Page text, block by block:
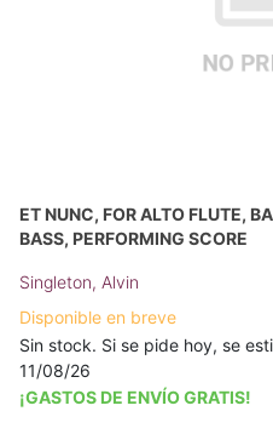
ET NUNC, FOR ALTO FLUTE,
BASS, PERFORMING SCORE
Singleton, Alvin
Disponible en breve
Sin stock. Si se pide hoy, se
11/08/26
¡GASTOS DE ENVÍO GRATIS!